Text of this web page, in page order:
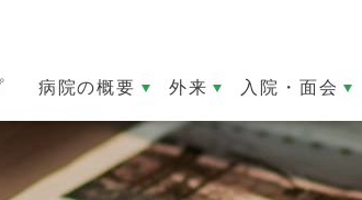
病院の概要 外来 入院・面会